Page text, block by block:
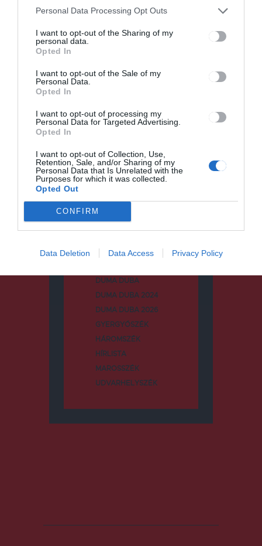
Personal Data Processing Opt Outs
I want to opt-out of the Sharing of my
personal data.
Opted In
I want to opt-out of the Sale of my
Personal Data.
Opted In
I want to opt-out of processing my
Personal Data for Targeted Advertising.
Opted In
I want to opt-out of Collection, Use,
Retention, Sale, and/or Sharing of my
Personal Data that Is Unrelated with the
Purposes for which it was collected.
Opted Out
CONFIRM
Data Deletion Data Access Privacy Policy
lesz az idő az év utolsó
Keresés
Keresés:
Kategóriák
DUMA DUBA
DUMA DUBA 2024
DUMA DUBA 2026
GYERGYÓSZÉK
HÁROMSZÉK
HÍRLISTA
MAROSSZÉK
UDVARHELYSZÉK